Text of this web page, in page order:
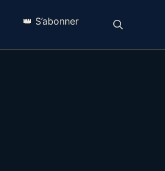
👑 S’abonner